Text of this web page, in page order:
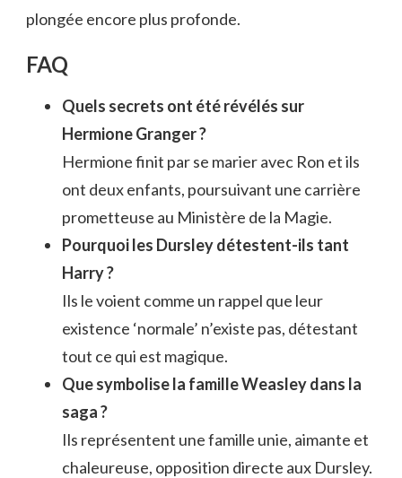
plongée encore plus profonde.
FAQ
Quels secrets ont été révélés sur
Hermione Granger ?
Hermione finit par se marier avec Ron et ils
ont deux enfants, poursuivant une carrière
prometteuse au Ministère de la Magie.
Pourquoi les Dursley détestent-ils tant
Harry ?
Ils le voient comme un rappel que leur
existence ‘normale’ n’existe pas, détestant
tout ce qui est magique.
Que symbolise la famille Weasley dans la
saga ?
Ils représentent une famille unie, aimante et
chaleureuse, opposition directe aux Dursley.